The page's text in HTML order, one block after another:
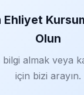
Ehliyet
Olun
almak veya
için bizi arayın.